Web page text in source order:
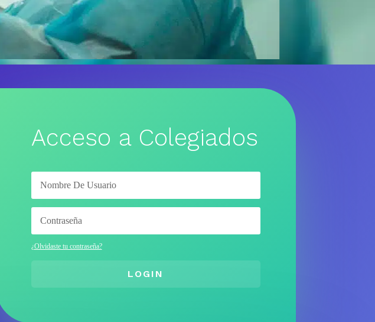
Acceso a Colegiados
¿Olvidaste tu contraseña?
LOGIN